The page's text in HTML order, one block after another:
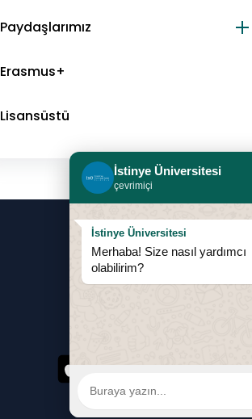
Paydaşlarımız
Erasmus+
Lisansüstü
0850 283 60 00
İstinye Üniversitesi
çevrimiçi
İstinye Üniversitesi
Merhaba! Size nasıl yardımcı
olabilirim?